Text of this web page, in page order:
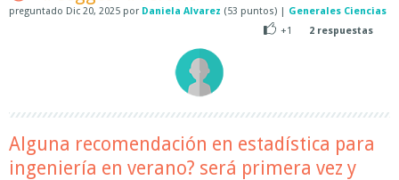
preguntado Dic 20, 2025 por Daniela Alvarez (53 puntos) | Generales Ciencias
+1
2 respuestas
Alguna recomendación en estadística para
ingeniería en verano? será primera vez y